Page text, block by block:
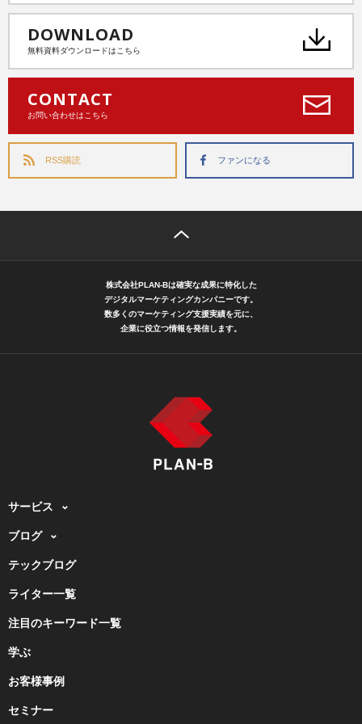
DOWNLOAD
無料資料ダウンロードはこちら
CONTACT
お問い合わせはこちら
RSS購読 ファンになる
株式会社PLAN-Bは確実な成果に特化した
デジタルマーケティングカンパニーです。
数多くのマーケティング支援実績を元に、
企業に役立つ情報を発信します。
サービス
ブログ
テックブログ
ライター一覧
注目のキーワード一覧
学ぶ
お客様事例
セミナー